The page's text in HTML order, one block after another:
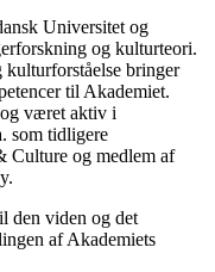
Universitet og
og kulturteori.
bringer
til Akademiet.
været aktiv i
som tidligere
Culture og medlem af
den viden og det
af Akademiets